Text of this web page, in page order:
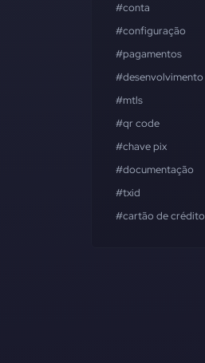
#conta
#configuração
#pagamentos
#desenvolvimento
#mtls
#qr code
#chave pix
#documentação
#txid
#cartão de crédito